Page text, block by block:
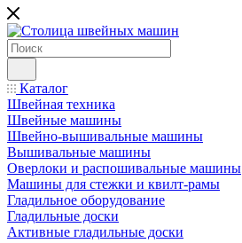
Каталог
Швейная техника
Швейные машины
Швейно-вышивальные машины
Вышивальные машины
Оверлоки и распошивальные машины
Машины для стежки и квилт-рамы
Гладильное оборудование
Гладильные доски
Активные гладильные доски